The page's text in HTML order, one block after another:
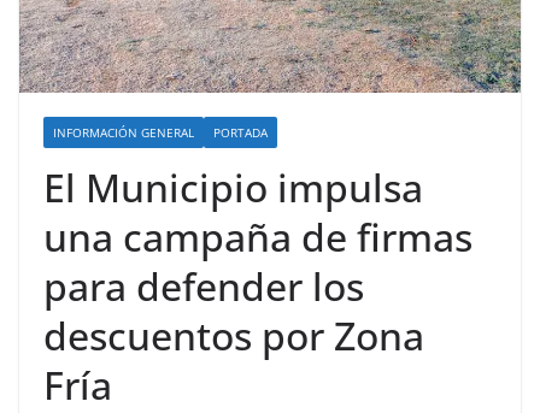
INFORMACIÓN GENERAL PORTADA
El Municipio impulsa
una campaña de firmas
para defender los
descuentos por Zona
Fría